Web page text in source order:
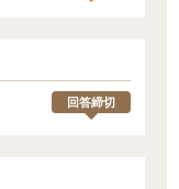
回答締切